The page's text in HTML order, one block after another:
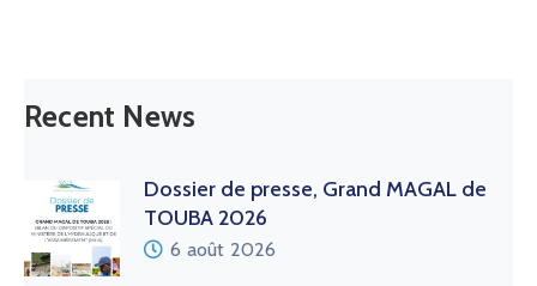
Recent News
Dossier de presse, Grand MAGAL de
TOUBA 2026
6 août 2026